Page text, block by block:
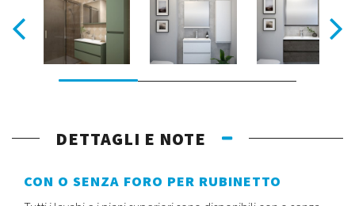
DETTAGLI E NOTE
CON O SENZA FORO PER RUBINETTO